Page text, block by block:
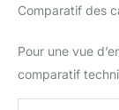
Comparatif des
Pour une vue
comparatif